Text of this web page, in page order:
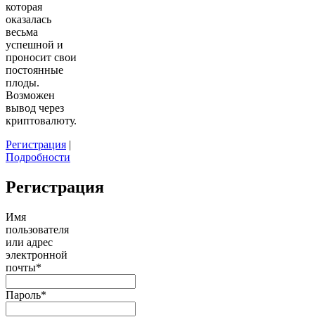
которая
оказалась
весьма
успешной и
проносит свои
постоянные
плоды.
Возможен
вывод через
криптовалюту.
Регистрация |
Подробности
Регистрация
Имя
пользователя
или адрес
электронной
почты*
Пароль*